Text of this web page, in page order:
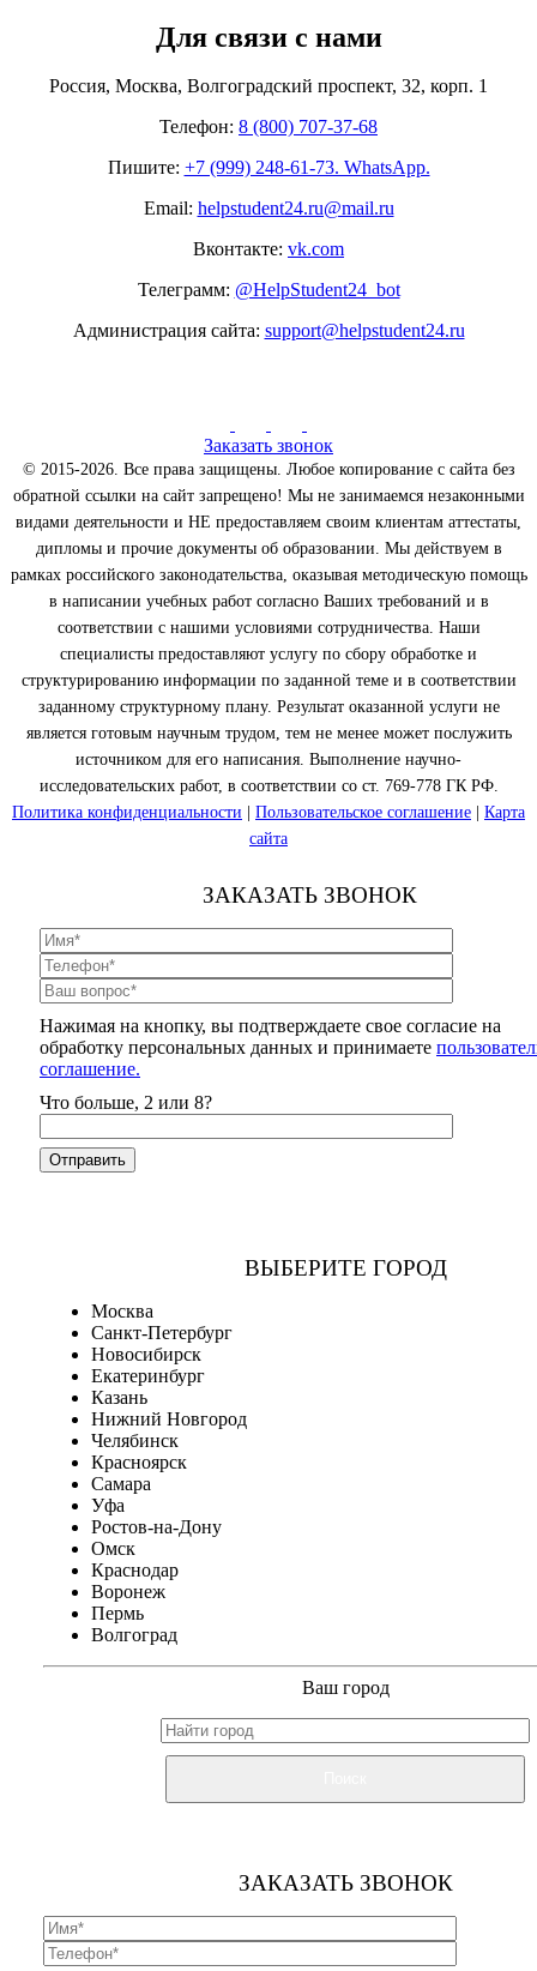
Для связи с нами
Россия, Москва, Волгоградский проспект, 32, корп. 1
Телефон: 8 (800) 707-37-68
Пишите: +7 (999) 248-61-73. WhatsApp.
Email: helpstudent24.ru@mail.ru
Вконтакте: vk.com
Телеграмм: @HelpStudent24_bot
Администрация сайта: support@helpstudent24.ru
Заказать звонок
© 2015-2026. Все права защищены. Любое копирование с сайта без
обратной ссылки на сайт запрещено! Мы не занимаемся незаконными
видами деятельности и НЕ предоставляем своим клиентам аттестаты,
дипломы и прочие документы об образовании. Мы действуем в
рамках российского законодательства, оказывая методическую помощь
в написании учебных работ согласно Ваших требований и в
соответствии с нашими условиями сотрудничества. Наши
специалисты предоставляют услугу по сбору обработке и
структурированию информации по заданной теме и в соответствии
заданному структурному плану. Результат оказанной услуги не
является готовым научным трудом, тем не менее может послужить
источником для его написания. Выполнение научно-
исследовательских работ, в соответствии со ст. 769-778 ГК РФ.
Политика конфиденциальности
Пользовательское соглашение
Карта
сайта
ЗАКАЗАТЬ ЗВОНОК
Нажимая на кнопку, вы подтверждаете свое согласие на
обработку персональных данных и принимаете
соглашение.
Что больше, 2 или 8?
ВЫБЕРИТЕ ГОРОД
Москва
Санкт-Петербург
Новосибирск
Екатеринбург
Казань
Нижний Новгород
Челябинск
Красноярск
Самара
Уфа
Ростов-на-Дону
Омск
Краснодар
Воронеж
Пермь
Волгоград
Ваш город
ЗАКАЗАТЬ ЗВОНОК